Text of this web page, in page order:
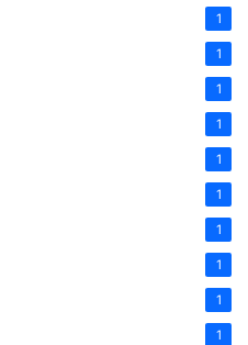
1
1
1
1
1
1
1
1
1
1